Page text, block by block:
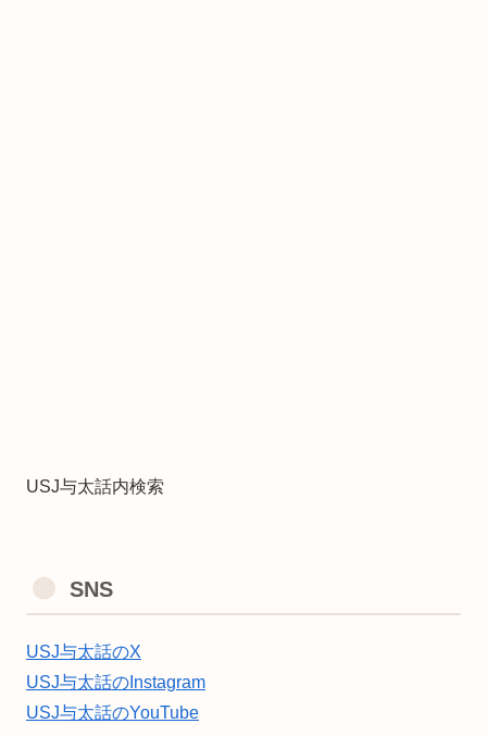
USJ与太話内検索
SNS
USJ与太話のX
USJ与太話のInstagram
USJ与太話のYouTube